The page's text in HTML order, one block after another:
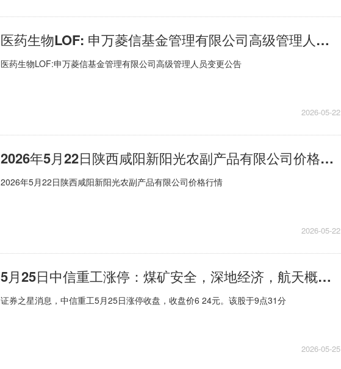
医药生物LOF: 申万菱信基金管理有限公司高级管理人员变更公告
医药生物LOF:申万菱信基金管理有限公司高级管理人员变更公告
2026-05-22
2026年5月22日陕西咸阳新阳光农副产品有限公司价格行情-最新资讯
2026年5月22日陕西咸阳新阳光农副产品有限公司价格行情
2026-05-22
5月25日中信重工涨停：煤矿安全，深地经济，航天概念热股 百事通
证券之星消息，中信重工5月25日涨停收盘，收盘价6 24元。该股于9点31分
2026-05-25